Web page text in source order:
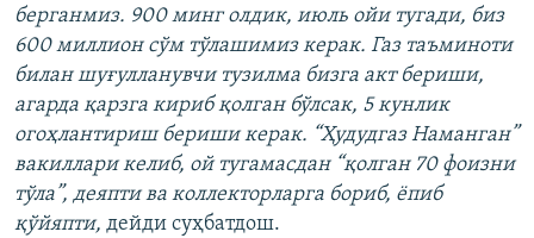
берганмиз. 900 минг олдик, июль ойи тугади, биз
600 миллион сўм тўлашимиз керак. Газ таъминоти
билан шуғулланувчи тузилма бизга акт бериши,
агарда қарзга кириб қолган бўлсак, 5 кунлик
огоҳлантириш бериши керак. “Ҳудудгаз Наманган”
вакиллари келиб, ой тугамасдан “қолган 70 фоизни
тўла”, деяпти ва коллекторларга бориб, ёпиб
қўйяпти, дейди суҳбатдош.